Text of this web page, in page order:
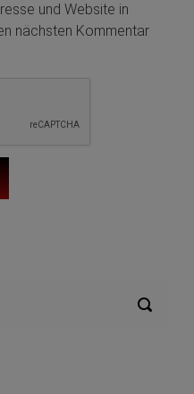
und Website in
nächsten Kommentar